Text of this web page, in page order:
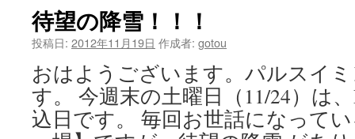
く
わ
く
キ
ー
ス
ク
ー
待望の降雪！！！
投稿日: 2012年11月19日 作成者: gotou
おはようございます。パルスイ
す。 今週末の土曜日（11/24）は
込日です。 毎回お世話になって